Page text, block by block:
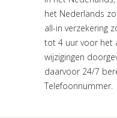
het Nederlands
all-in verzekering
tot 4 uur voor het
wijzigingen
daarvoor 24/7
Telefoonnummer.